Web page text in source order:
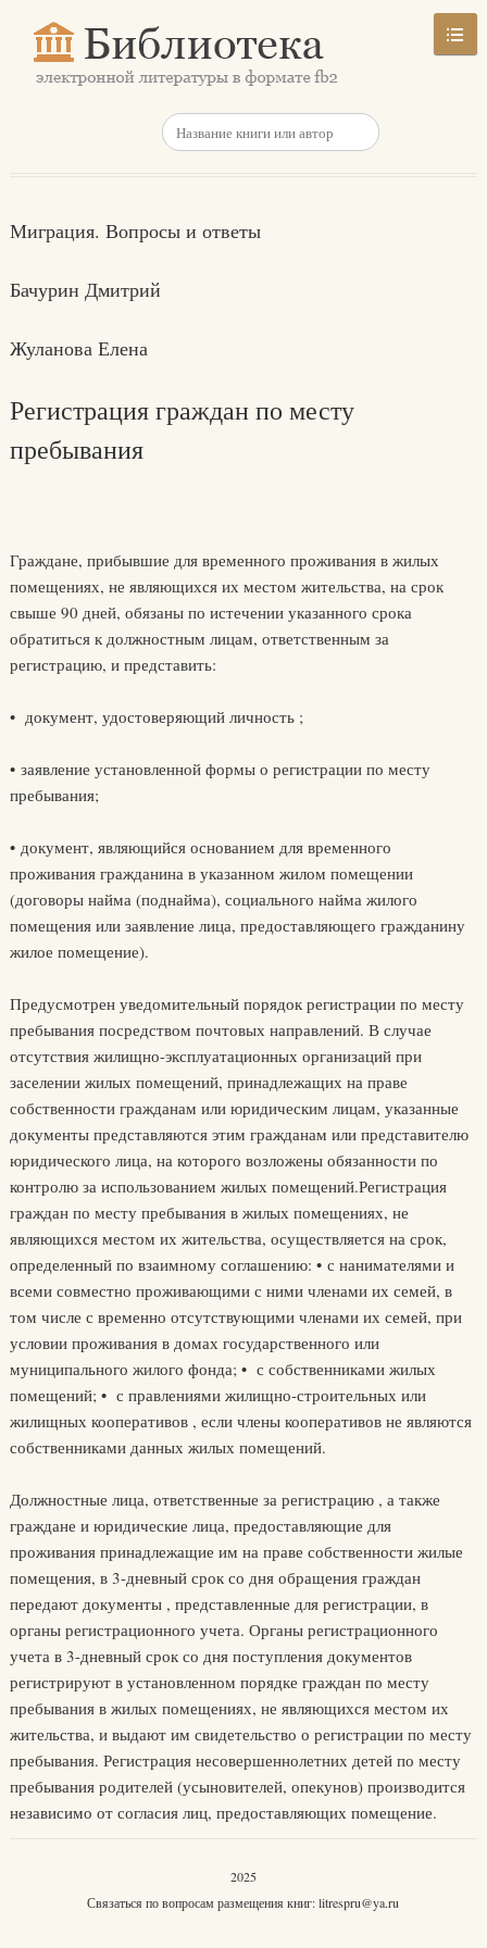
Миграция. Вопросы и ответы
Бачурин Дмитрий
Жуланова Елена
Регистрация граждан по месту
пребывания
Граждане, прибывшие для временного проживания в жилых
помещениях, не являющихся их местом жительства, на срок
свыше 90 дней, обязаны по истечении указанного срока
обратиться к должностным лицам, ответственным за
регистрацию, и представить:
• документ, удостоверяющий личность ;
• заявление установленной формы о регистрации по месту
пребывания;
• документ, являющийся основанием для временного
проживания гражданина в указанном жилом помещении
(договоры найма (поднайма), социального найма жилого
помещения или заявление лица, предоставляющего гражданину
жилое помещение).
Предусмотрен уведомительный порядок регистрации по месту
пребывания посредством почтовых направлений. В случае
отсутствия жилищно-эксплуатационных организаций при
заселении жилых помещений, принадлежащих на праве
собственности гражданам или юридическим лицам, указанные
документы представляются этим гражданам или представителю
юридического лица, на которого возложены обязанности по
контролю за использованием жилых помещений.Регистрация
граждан по месту пребывания в жилых помещениях, не
являющихся местом их жительства, осуществляется на срок,
определенный по взаимному соглашению: • с нанимателями и
всеми совместно проживающими с ними членами их семей, в
том числе с временно отсутствующими членами их семей, при
условии проживания в домах государственного или
муниципального жилого фонда; • с собственниками жилых
помещений; • с правлениями жилищно-строительных или
жилищных кооперативов , если члены кооперативов не являются
собственниками данных жилых помещений.
Должностные лица, ответственные за регистрацию , а также
граждане и юридические лица, предоставляющие для
проживания принадлежащие им на праве собственности жилые
помещения, в 3-дневный срок со дня обращения граждан
передают документы , представленные для регистрации, в
органы регистрационного учета. Органы регистрационного
учета в 3-дневный срок со дня поступления документов
регистрируют в установленном порядке граждан по месту
пребывания в жилых помещениях, не являющихся местом их
жительства, и выдают им свидетельство о регистрации по месту
пребывания. Регистрация несовершеннолетних детей по месту
пребывания родителей (усыновителей, опекунов) производится
независимо от согласия лиц, предоставляющих помещение.
2025
Связаться по вопросам размещения книг:litrespru@ya.ru